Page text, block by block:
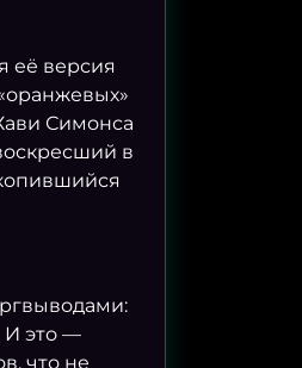
её версия
Симонса
в
И это —
что не